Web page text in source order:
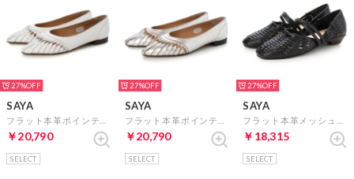
27%
SAYA
￥20,790
SELECT
27%
SAYA
￥20,790
SELECT
27%
SAYA
￥18,315
SELECT